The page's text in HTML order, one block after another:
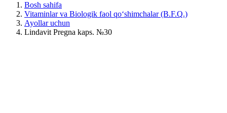
Bosh sahifa
Vitaminlar va Biologik faol qo‘shimchalar (B.F.Q.)
Ayollar uchun
Lindavit Pregna kaps. №30